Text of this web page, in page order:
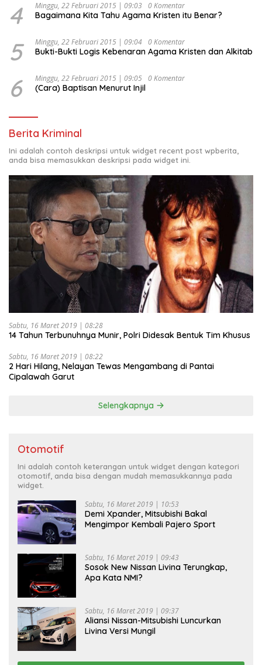
4 Minggu, 22 Februari 2015 | 09:03 0 Komentar
Bagaimana Kita Tahu Agama Kristen itu Benar?
5 Minggu, 22 Februari 2015 | 09:04 0 Komentar
Bukti-Bukti Logis Kebenaran Agama Kristen dan Alkitab
6 Minggu, 22 Februari 2015 | 09:05 0 Komentar
(Cara) Baptisan Menurut Injil
Berita Kriminal
Ini adalah contoh deskripsi untuk widget recent post wpberita,
anda bisa memasukkan deskripsi pada widget ini.
Sabtu, 16 Maret 2019 | 08:28
14 Tahun Terbunuhnya Munir, Polri Didesak Bentuk Tim Khusus
Sabtu, 16 Maret 2019 | 08:22
2 Hari Hilang, Nelayan Tewas Mengambang di Pantai
Cipalawah Garut
Selengkapnya
Otomotif
Ini adalah contoh keterangan untuk widget dengan kategori
otomotif, anda bisa dengan mudah memasukkannya pada
widget.
Sabtu, 16 Maret 2019 | 10:53
Demi Xpander, Mitsubishi Bakal
Mengimpor Kembali Pajero Sport
Sabtu, 16 Maret 2019 | 09:43
Sosok New Nissan Livina Terungkap,
Apa Kata NMI?
Sabtu, 16 Maret 2019 | 09:37
Aliansi Nissan-Mitsubishi Luncurkan
Livina Versi Mungil